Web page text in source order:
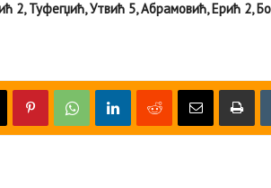
2, Туфегџић, Утвић 5, Абрамовић, Ерић 2,